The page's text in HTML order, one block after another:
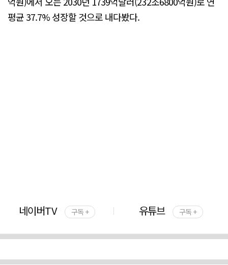
평균 37.7% 성장할 것으로 내다봤다.
네이버TV 구독 + 유튜브 구독 +